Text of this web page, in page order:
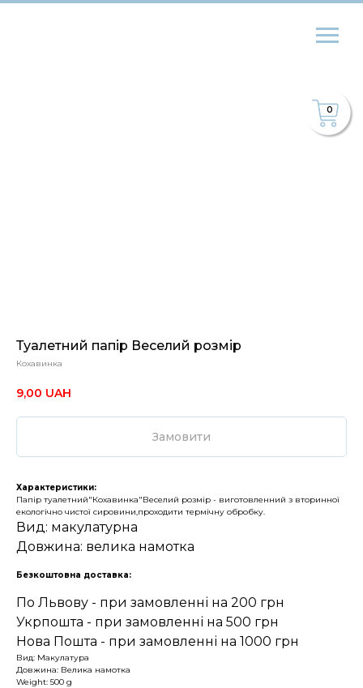
0
Туалетний папір Веселий розмір
Кохавинка
9,00 UAH
Замовити
Характеристики:
Папір туалетний"Кохавинка"Веселий розмір - виготовленний з вторинної
екологічно чистої сировини,проходити термічну обробку.
Вид: макулатурна
Довжина: велика намотка
Безкоштовна доставка:
По Львову - при замовленні на 200 грн
Укрпошта - при замовленні на 500 грн
Нова Пошта - при замовленні на 1000 грн
Вид: Макулатура
Довжина: Велика намотка
Weight: 500 g